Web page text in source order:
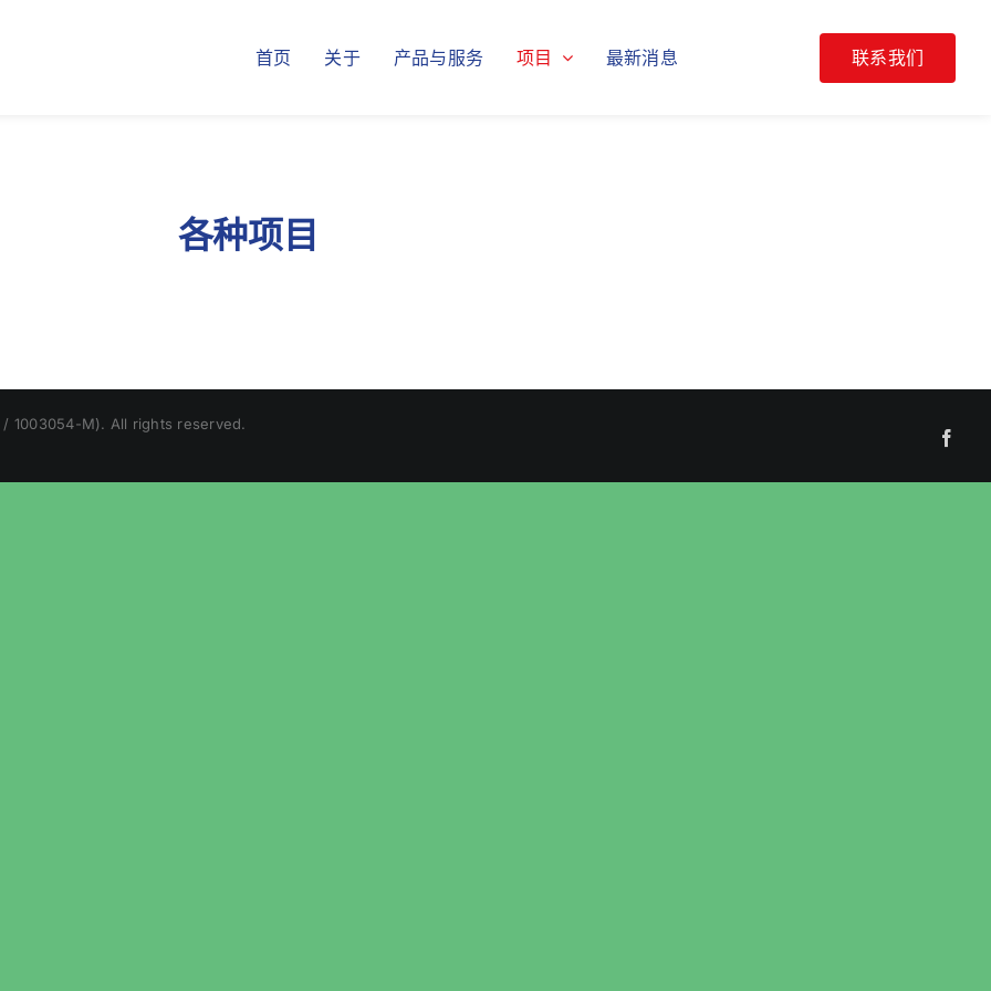
首页 关于 产品与服务 项目 最新消息 联系我们
各种项目
/ 1003054-M). All rights reserved.